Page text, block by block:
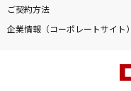
ご契約方法
企業情報（コーポレートサイト）